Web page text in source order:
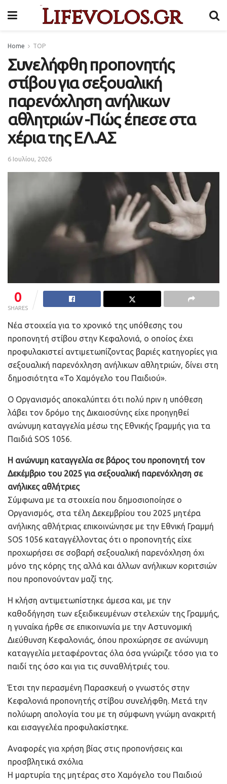
Home TOP
Συνελήφθη προπονητής
στίβου για σεξουαλική
παρενόχληση ανήλικων
αθλητριών -Πώς έπεσε στα
χέρια της ΕΛ.ΑΣ
6 Ιουλίου, 2026
0
SHARES
Nέα στοιχεία για το χρονικό της υπόθεσης του
προπονητή στίβου στην Κεφαλονιά, ο οποίος έχει
προφυλακιστεί αντιμετωπίζοντας βαριές κατηγορίες για
σεξουαλική παρενόχληση ανήλικων αθλητριών, δίνει στη
δημοσιότητα «Το Χαμόγελο του Παιδιού».
Ο Οργανισμός αποκαλύπτει ότι πολύ πριν η υπόθεση
λάβει τον δρόμο της Δικαιοσύνης είχε προηγηθεί
ανώνυμη καταγγελία μέσω της Εθνικής Γραμμής για τα
Παιδιά SOS 1056.
H ανώνυμη καταγγελία σε βάρος του προπονητή τον
Δεκέμβριο του 2025 για σεξουαλική παρενόχληση σε
ανήλικες αθλήτριες
Σύμφωνα με τα στοιχεία που δημοσιοποίησε ο
Οργανισμός, στα τέλη Δεκεμβρίου του 2025 μητέρα
ανήλικης αθλήτριας επικοινώνησε με την Εθνική Γραμμή
SOS 1056 καταγγέλλοντας ότι ο προπονητής είχε
προχωρήσει σε σοβαρή σεξουαλική παρενόχληση όχι
μόνο της κόρης της αλλά και άλλων ανήλικων κοριτσιών
που προπονούνταν μαζί της.
Η κλήση αντιμετωπίστηκε άμεσα και, με την
καθοδήγηση των εξειδικευμένων στελεχών της Γραμμής,
η γυναίκα ήρθε σε επικοινωνία με την Αστυνομική
Διεύθυνση Κεφαλονιάς, όπου προχώρησε σε ανώνυμη
καταγγελία μεταφέροντας όλα όσα γνώριζε τόσο για το
παιδί της όσο και για τις συναθλήτριές του.
Έτσι την περασμένη Παρασκευή ο γνωστός στην
Κεφαλονιά προπονητής στίβου συνελήφθη. Μετά την
πολύωρη απολογία του με τη σύμφωνη γνώμη ανακριτή
και εισαγγελέα προφυλακίστηκε.
Αναφορές για χρήση βίας στις προπονήσεις και
προσβλητικά σχόλια
Η μαρτυρία της μητέρας στο Χαμόγελο του Παιδιού